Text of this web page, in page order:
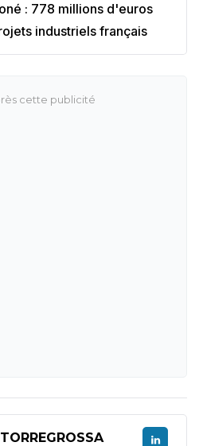
: 778 millions d'euros
industriels français